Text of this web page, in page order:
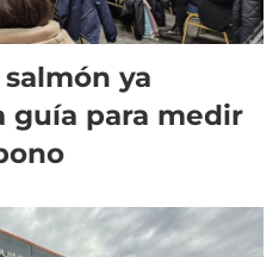
ya
guía para medir